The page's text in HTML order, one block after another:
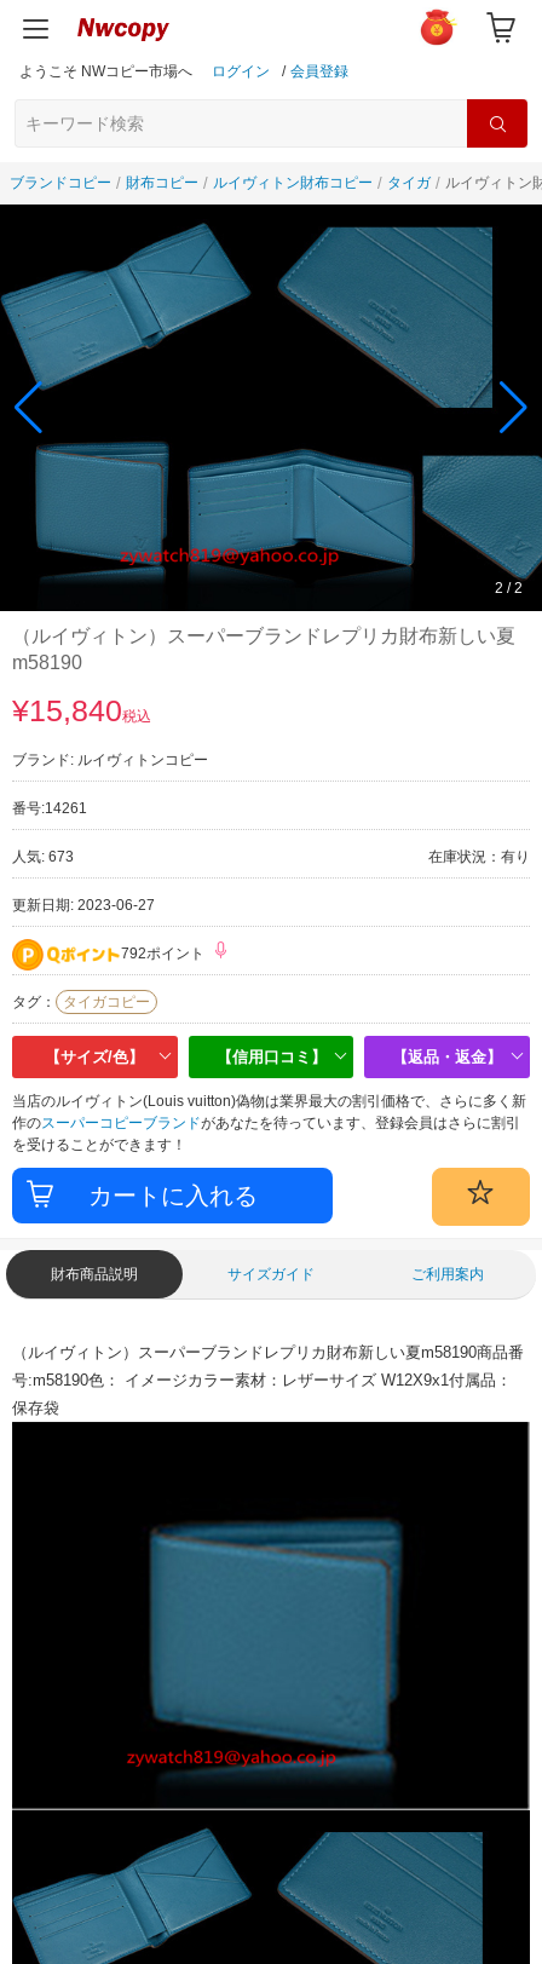
ようこそ NWコピー市場へ ログイン / 会員登録
ブランドコピー 財布コピー ルイヴィトン財布コピー タイガ ルイヴィトン
1 /2
（ルイヴィトン）スーパーブランドレプリカ財布新しい夏
m58190
¥15,840税込
ブランド: ルイヴィトンコピー
番号:14261
人気: 673 在庫状況：有り
更新日期: 2023-06-27
792ポイント
タグ： タイガコピー
【サイズ/色】 【信用口コミ】 【返品・返金】
当店のルイヴィトン(Louis vuitton)偽物は業界最大の割引価格で、さらに多く新
作のスーパーコピーブランドがあなたを待っています、登録会員はさらに割引
を受けることができます！
財布商品説明 サイズガイド ご利用案内
（ルイヴィトン）スーパーブランドレプリカ財布新しい夏m58190商品番
号:m58190色： イメージカラー素材：レザーサイズ W12X9x1付属品：
保存袋